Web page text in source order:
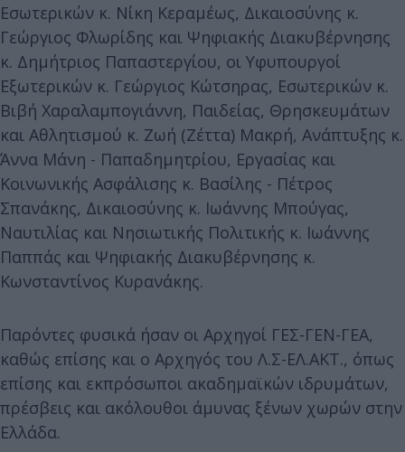
Εσωτερικών κ. Νίκη Κεραμέως, Δικαιοσύνης κ.
Γεώργιος Φλωρίδης και Ψηφιακής Διακυβέρνησης
κ. Δημήτριος Παπαστεργίου, οι Υφυπουργοί
Εξωτερικών κ. Γεώργιος Κώτσηρας, Εσωτερικών κ.
Βιβή Χαραλαμπογιάννη, Παιδείας, Θρησκευμάτων
και Αθλητισμού κ. Ζωή (Ζέττα) Μακρή, Ανάπτυξης κ.
Άννα Μάνη - Παπαδημητρίου, Εργασίας και
Κοινωνικής Ασφάλισης κ. Βασίλης - Πέτρος
Σπανάκης, Δικαιοσύνης κ. Ιωάννης Μπούγας,
Ναυτιλίας και Νησιωτικής Πολιτικής κ. Ιωάννης
Παππάς και Ψηφιακής Διακυβέρνησης κ.
Κωνσταντίνος Κυρανάκης.
Παρόντες φυσικά ήσαν οι Αρχηγοί ΓΕΣ-ΓΕΝ-ΓΕΑ,
καθώς επίσης και ο Αρχηγός του Λ.Σ-ΕΛ.ΑΚΤ., όπως
επίσης και εκπρόσωποι ακαδημαϊκών ιδρυμάτων,
πρέσβεις και ακόλουθοι άμυνας ξένων χωρών στην
Ελλάδα.